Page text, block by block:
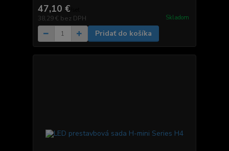
47,10 €
38,29 € bez DPH Skladom
Pridať do košíka